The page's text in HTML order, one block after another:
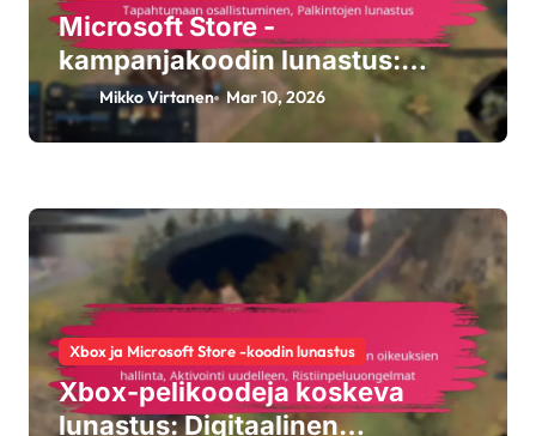
Microsoft Store -
kampanjakoodin lunastus:
Kauden myynnit, Tapahtumaan
osallistuminen, Palkintojen
Mikko Virtanen Mar 10, 2026
Xbox ja Microsoft Store -koodin lunastus
Xbox-pelikoodeja koskeva
lunastus: Digitaalinen